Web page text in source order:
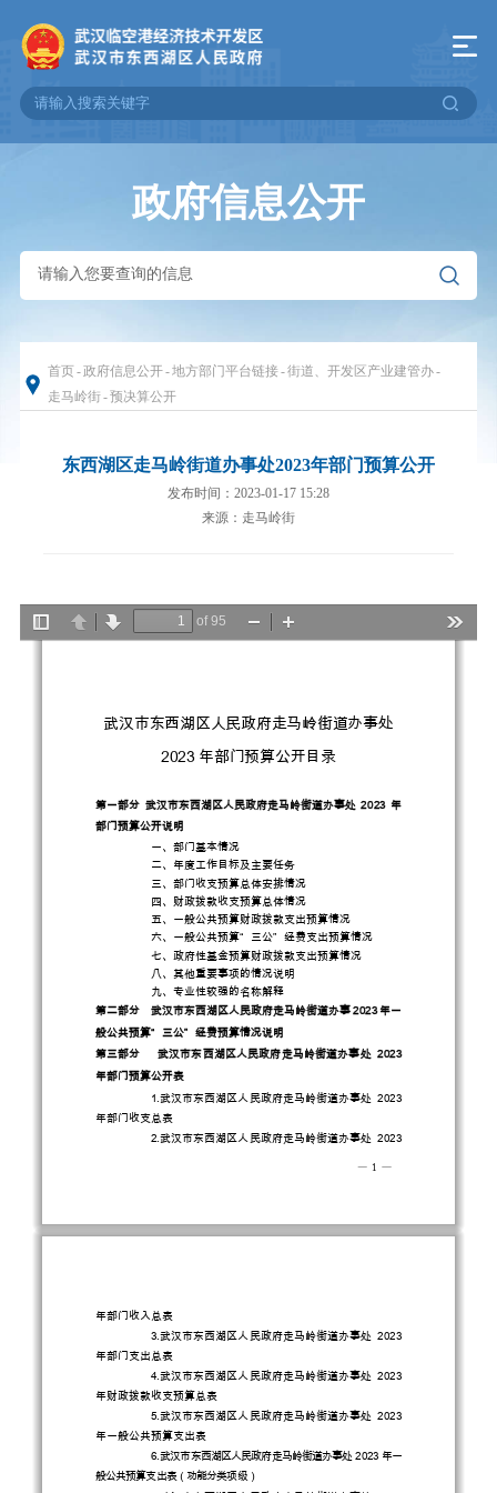
政府信息公开
首页-政府信息公开-地方部门平台链接-街道、开发区产业建管办-
走马岭街-预决算公开
东西湖区走马岭街道办事处2023年部门预算公开
发布时间：2023-01-17 15:28
来源：走马岭街